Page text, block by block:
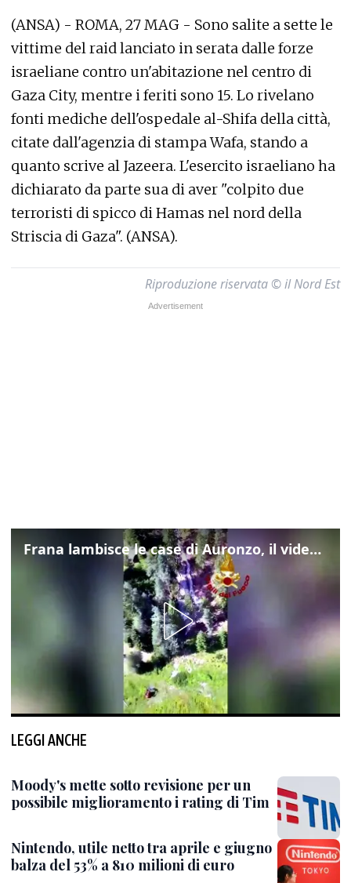
(ANSA) - ROMA, 27 MAG - Sono salite a sette le
vittime del raid lanciato in serata dalle forze
israeliane contro un'abitazione nel centro di
Gaza City, mentre i feriti sono 15. Lo rivelano
fonti mediche dell'ospedale al-Shifa della città,
citate dall'agenzia di stampa Wafa, stando a
quanto scrive al Jazeera. L'esercito israeliano ha
dichiarato da parte sua di aver "colpito due
terroristi di spicco di Hamas nel nord della
Striscia di Gaza". (ANSA).
Riproduzione riservata © il Nord Est
Frana lambisce le case di Auronzo, il video dall'elicottero dei vigili del fuoco
LEGGI ANCHE
Moody's mette sotto revisione per un
possibile miglioramento i rating di Tim
Nintendo, utile netto tra aprile e giugno
balza del 53% a 810 milioni di euro